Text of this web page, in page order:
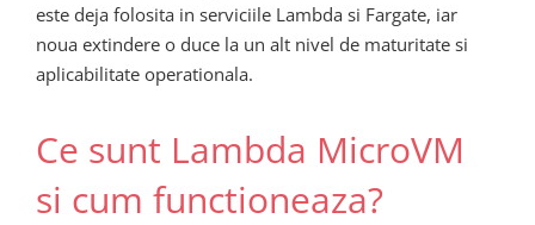
este deja folosita in serviciile Lambda si Fargate, iar
noua extindere o duce la un alt nivel de maturitate si
aplicabilitate operationala.
Ce sunt Lambda MicroVM
si cum functioneaza?